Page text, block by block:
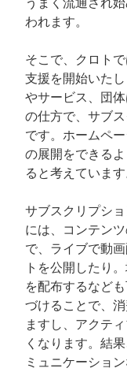
われます。
そこで、クロト
支援を開始いた
やサービス、団
の仕方で、サブ
です。ホームペ
の展開をできる
ると考えています
サブスクリプシ
には、コンテン
で、ライブで動
トを公開したり
を配布するなど
づけることで、
ますし、アクテ
くなります。結
ミュニケーショ